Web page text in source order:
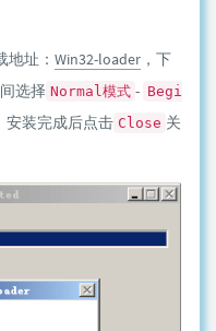
地址： Win32-loader ，下
选择 Normal模式 - Begi
安装完成后点击 Close 关